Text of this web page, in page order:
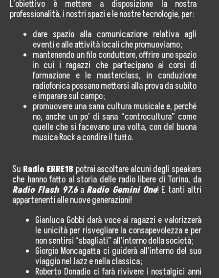
Blogger
La Nostra Rete
Attività
Corsi e Masterclass
Radio ERRE18
Eventi Culturali
#MetaBlog
Diventa Socio
Contatti
Comunicati Stampa
Rassegna Stampa
L’obiettivo è mettere a disposizione la nostra
professionalità, i nostri spazi e le nostre tecnologie, per:
dare spazio alla comunicazione relativa agli
eventi e alle attività locali che promuoviamo;
mantenendo un filo conduttore, offrire uno spazio
in cui i ragazzi che partecipano ai corsi di
formazione e le masterclass, in conduzione
radiofonica possano mettersi alla prova da subito
e imparare sul campo;
promuovere una sana cultura musicale e, perché
no, anche un po’ di sana “controcultura” come
quelle che si facevano una volta, con del buona
musica Rock a condire il tutto.
Su Radio ERRE18 potrai ascoltare alcuni degli speakers
che hanno fatto al storia delle radio libere di Torino, da
Radio Flash 97.6a Radio Gemini One! E tanti altri
appartenenti alle nuove generazioni!
Gianluca Gobbi darà voce ai ragazzi e valorizzerà
le unicità per risvegliare la consapevolezza e per
non sentirsi “sbagliati” all’interno della società;
Giorgio Moncagatta ci guiderà all’interno del suo
viaggio nel Jazz e nella classica;
Roberto Donadio ci farà rivivere i nostalgici anni